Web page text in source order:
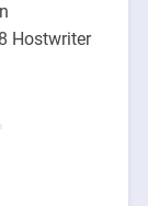
Hostwriter